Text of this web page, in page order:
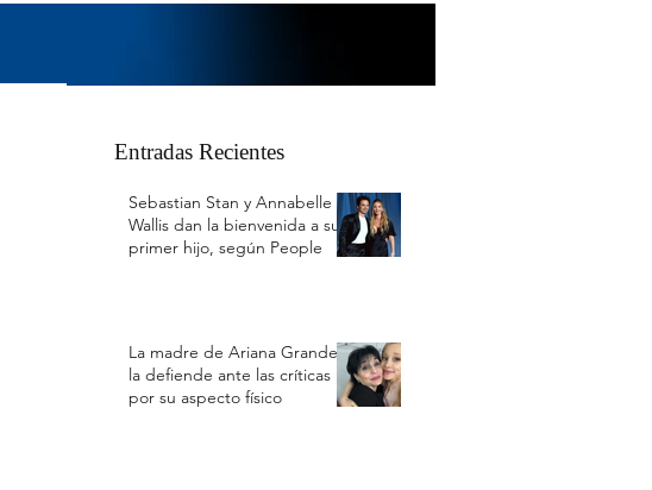
Entradas Recientes
Sebastian Stan y Annabelle
Wallis dan la bienvenida a su
primer hijo, según People
La madre de Ariana Grande
la defiende ante las críticas
por su aspecto físico